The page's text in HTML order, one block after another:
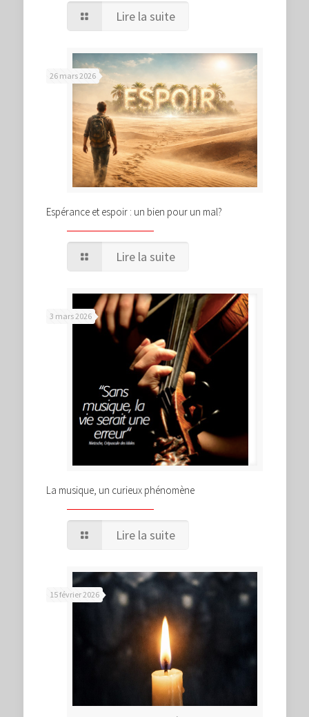
Lire la suite
26 mars 2026
Espérance et espoir : un bien pour un mal?
Lire la suite
3 mars 2026
La musique, un curieux phénomène
Lire la suite
15 février 2026